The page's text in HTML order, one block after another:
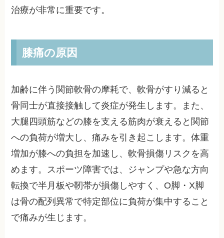
治療が非常に重要です。
膝痛の原因
加齢に伴う関節軟骨の摩耗で、軟骨がすり減ると
骨同士が直接接触して炎症が発生します。また、
大腿四頭筋などの膝を支える筋肉が衰えると関節
への負荷が増大し、痛みを引き起こします。体重
増加が膝への負担を加速し、軟骨損傷リスクを高
めます。スポーツ障害では、ジャンプや急な方向
転換で半月板や靭帯が損傷しやすく、O脚・X脚
は骨の配列異常で特定部位に負荷が集中すること
で痛みが生じます。